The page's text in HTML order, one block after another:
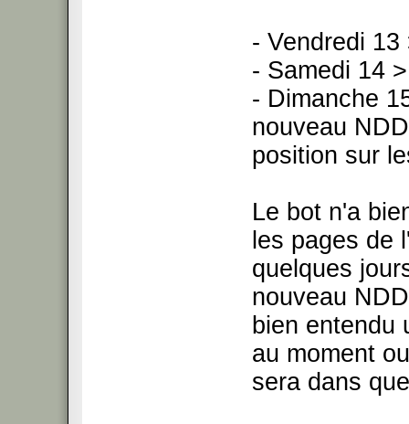
- Vendredi 13
- Samedi 14
- Dimanche
nouveau
position sur
Le bot n'a
les pages de
quelques
nouveau
bien entendu
au moment
sera dans